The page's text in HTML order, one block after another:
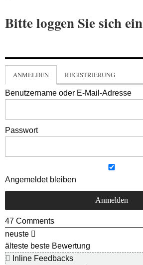
Bitte loggen Sie sich ein
ANMELDEN REGISTRIERUNG
Benutzername oder E-Mail-Adresse
Passwort
Angemeldet bleiben
47 Comments
neuste
älteste beste Bewertung
Inline Feedbacks